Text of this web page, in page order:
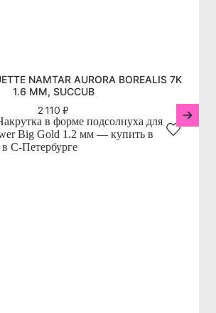
NAMTAR AURORA BOREALIS 7K
1.6 ММ, SUCCUB
2 110 ₽